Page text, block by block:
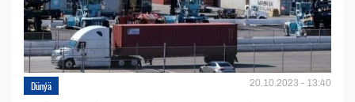
Dünýä 20.10.2023 - 13:40